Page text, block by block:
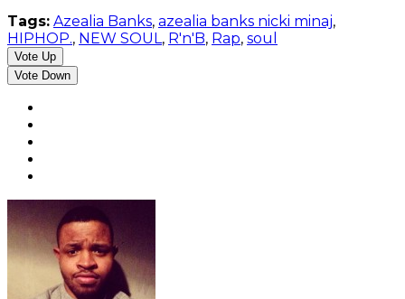
Tags: Azealia Banks, azealia banks nicki minaj,
HIPHOP., NEW SOUL, R'n'B, Rap, soul
Vote Up
Vote Down